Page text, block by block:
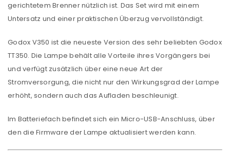
gerichtetem Brenner nützlich ist. Das Set wird mit einem
Untersatz und einer praktischen Überzug vervollständigt.
Godox V350 ist die neueste Version des sehr beliebten Godox
TT350. Die Lampe behält alle Vorteile ihres Vorgängers bei
und verfügt zusätzlich über eine neue Art der
Stromversorgung, die nicht nur den Wirkungsgrad der Lampe
erhöht, sondern auch das Aufladen beschleunigt.
Im Batteriefach befindet sich ein Micro-USB-Anschluss, über
den die Firmware der Lampe aktualisiert werden kann.